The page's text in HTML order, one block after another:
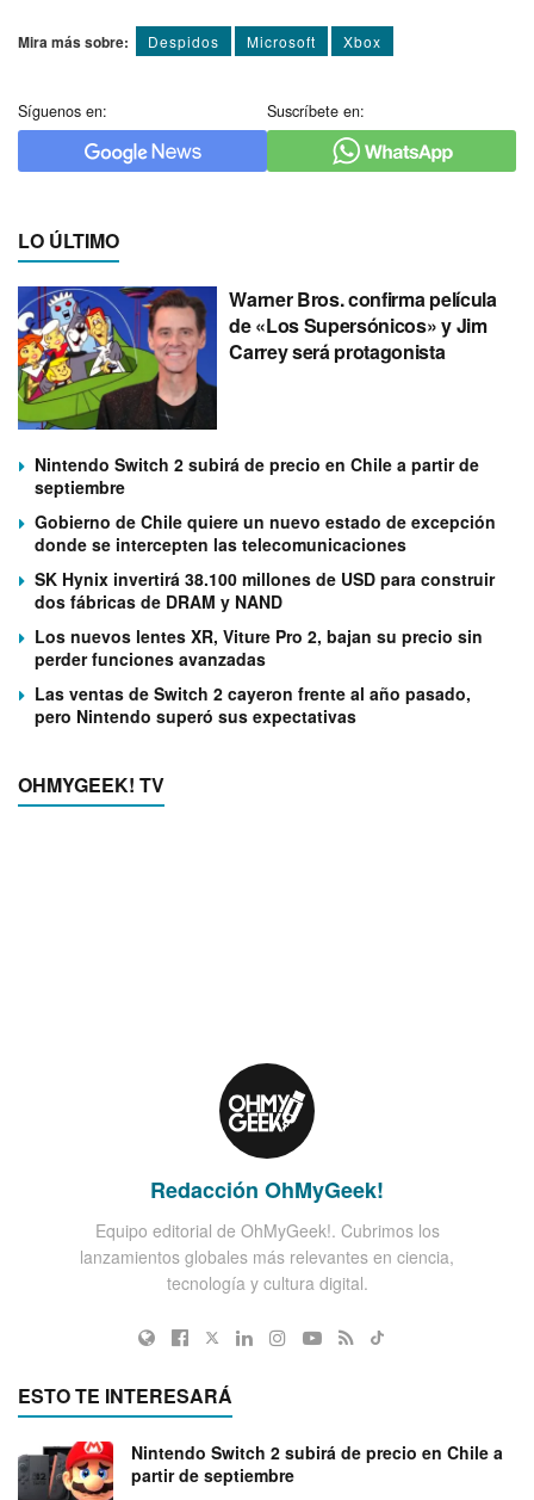
Mira más sobre: Despidos Microsoft Xbox
Síguenos en: Suscríbete en:
LO ÚLTIMO
Warner Bros. confirma película
de «Los Supersónicos» y Jim
Carrey será protagonista
Nintendo Switch 2 subirá de precio en Chile a partir de
septiembre
Gobierno de Chile quiere un nuevo estado de excepción
donde se intercepten las telecomunicaciones
SK Hynix invertirá 38.100 millones de USD para construir
dos fábricas de DRAM y NAND
Los nuevos lentes XR, Viture Pro 2, bajan su precio sin
perder funciones avanzadas
Las ventas de Switch 2 cayeron frente al año pasado,
pero Nintendo superó sus expectativas
OHMYGEEK! TV
Redacción OhMyGeek!
Equipo editorial de OhMyGeek!. Cubrimos los
lanzamientos globales más relevantes en ciencia,
tecnología y cultura digital.
ESTO TE INTERESARÁ
Nintendo Switch 2 subirá de precio en Chile a
partir de septiembre